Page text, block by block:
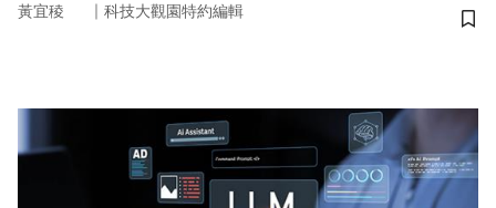
黃宜稜 ｜ 科技大觀園特約編輯
儲